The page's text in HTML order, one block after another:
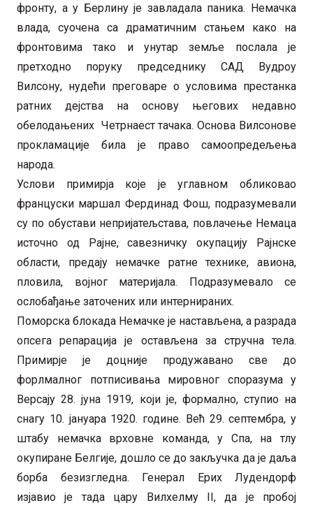
фронту, а у Берлину је завладала паника. Немачка
влада, суочена са драматичним стањем како на
фронтовима тако и унутар земље послала је
претходно поруку председнику САД Вудроу
Вилсону, нудећи преговаре о условима престанка
ратних дејства на основу његових недавно
обелодањених Четрнаест тачака. Основа Вилсонове
прокламације била је право самоопредељења
народа.
Услови примирја које је углавном обликовао
француски маршал Фердинад Фош, подразумевали
су по обустави непријатељстава, повлачење Немаца
источно од Рајне, савезничку окупацију Рајнске
области, предају немачке ратне технике, авиона,
пловила, војног материјала. Подразумевало се
ослобађање заточених или интернираних.
Поморска блокада Немачке је настављена, а разрада
опсега репарација је остављена за стручна тела.
Примирје је доцније продужавано све до
форлмалног потписивања мировног споразума у
Версају 28. јуна 1919, који је, формално, ступио на
снагу 10. јануара 1920. године. Већ 29. септембра, у
штабу немачка врховне команда, у Спа, на тлу
окупиране Белгије, дошло се до закључка да је даља
борба безизгледна. Генерал Ерих Лудендорф
изјавио је тада цару Вилхелму II, да је пробој